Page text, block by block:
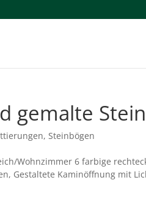
gemalte
,Steinbögen
Wohnzimmer 6 farbige
Gestaltete Kaminöffnung mit